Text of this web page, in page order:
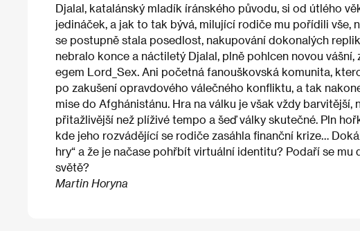
Djalal, katalánský mladík íránského původu, si od útlého
jedináček, a jak to tak bývá, milující rodiče mu pořídili vše,
se postupně stala posedlost, nakupování dokonalých
nebralo konce a náctiletý Djalal, plně pohlcen novou
egem Lord_Sex. Ani početná fanouškovská komunita,
po zakušení opravdového válečného konfliktu, a tak
mise do Afghánistánu. Hra na válku je však vždy barvitější,
přitažlivější než plíživé tempo a šeď války skutečné. Pln
kde jeho rozvádějící se rodiče zasáhla finanční krize…
hry“ a že je načase pohřbít virtuální identitu? Podaří se
světě?
Martin Horyna